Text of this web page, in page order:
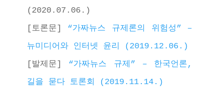
(2020.07.06.)
[토론문] “가짜뉴스 규제론의 위험성” –
뉴미디어와 인터넷 윤리 (2019.12.06.)
[발제문] “가짜뉴스 규제” – 한국언론,
길을 묻다 토론회 (2019.11.14.)